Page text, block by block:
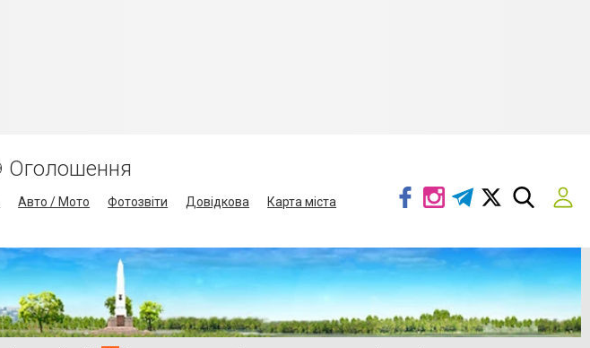
Оголошення
Авто / Мото Фотозвіти Довідкова
Карта міста